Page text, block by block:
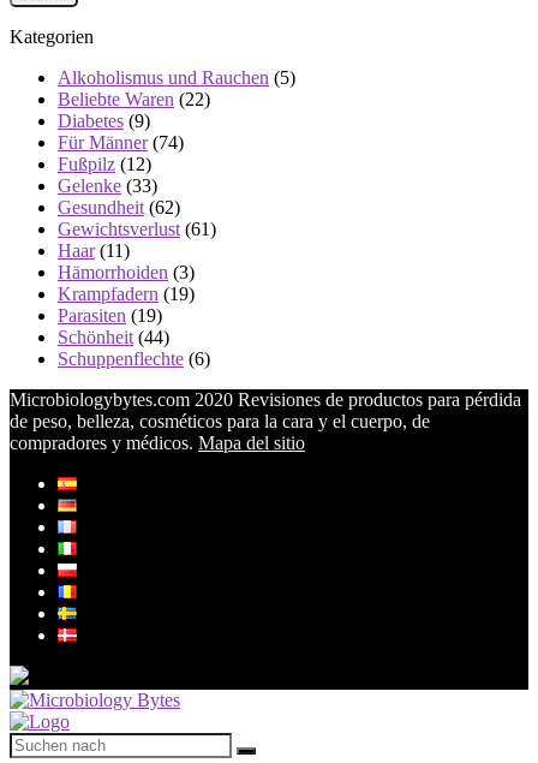
Kategorien
Alkoholismus und Rauchen (5)
Beliebte Waren (22)
Diabetes (9)
Für Männer(74)
Fußpilz (12)
Gelenke (33)
Gesundheit (62)
Gewichtsverlust (61)
Haar(11)
Hämorrhoiden (3)
Krampfadern (19)
Parasiten (19)
Schönheit (44)
Schuppenflechte (6)
Microbiologybytes.com 2020 Revisiones de productos para pérdida
de peso, belleza, cosméticos para la cara y el cuerpo, de
compradores y médicos. Mapa del sitio